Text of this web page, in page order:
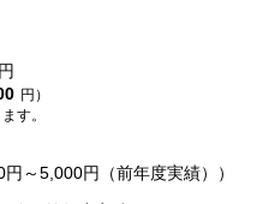
円
円）
す。
～5,000円（前年度実績））